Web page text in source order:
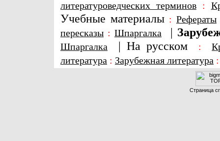
литературоведческих терминов:
Учебные материалы : Рефераты
пересказы : Шпаргалка |
Шпаргалка | На русском :
литература : Зарубежная литература
Страница